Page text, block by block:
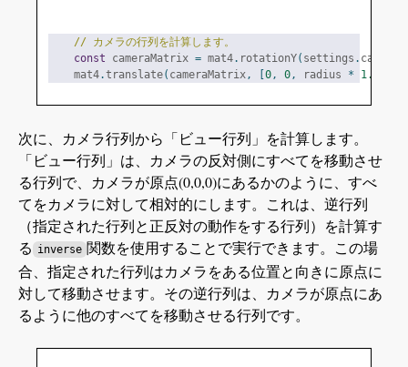
// カメラの行列を計算します。
const cameraMatrix = mat4. rotationY( settings .
    mat4
.translate( cameraMatrix, 0, 0, radius * 1.5
次に、カメラ行列から「ビュー行列」を計算します。
「ビュー行列」は、カメラの反対側にすべてを移動させ
る行列で、カメラが原点(0,0,0)にあるかのように、すべ
てをカメラに対して相対的にします。これは、逆行列
（指定された行列と正反対の動作をする行列）を計算す
る inverse 関数を使用することで実行できます。この場
合、指定された行列はカメラをある位置と向きに原点に
対して移動させます。その逆行列は、カメラが原点にあ
るように他のすべてを移動させる行列です。